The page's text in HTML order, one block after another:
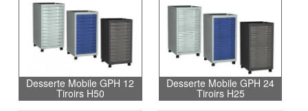
Desserte Mobile GPH 12
Tiroirs H50
Desserte Mobile GPH 24
Tiroirs H25